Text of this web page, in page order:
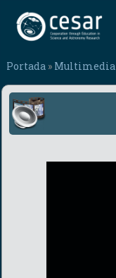
Portada » Multimedia